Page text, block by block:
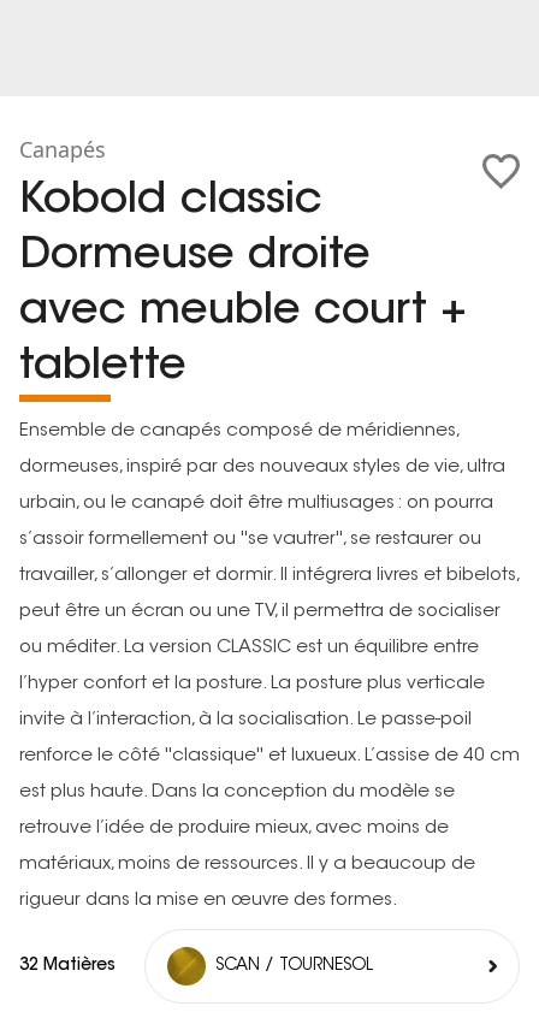
Canapés
Kobold classic
Dormeuse droite
avec meuble court +
tablette
Ensemble de canapés composé de méridiennes,
dormeuses, inspiré par des nouveaux styles de vie, ultra
urbain, ou le canapé doit être multiusages : on pourra
s’assoir formellement ou ''se vautrer'', se restaurer ou
travailler, s’allonger et dormir. Il intégrera livres et bibelots,
peut être un écran ou une TV, il permettra de socialiser
ou méditer. La version CLASSIC est un équilibre entre
l’hyper confort et la posture. La posture plus verticale
invite à l’interaction, à la socialisation. Le passe-poil
renforce le côté ''classique'' et luxueux. L’assise de 40 cm
est plus haute. Dans la conception du modèle se
retrouve l’idée de produire mieux, avec moins de
matériaux, moins de ressources. Il y a beaucoup de
rigueur dans la mise en œuvre des formes.
32 Matières SCAN / TOURNESOL